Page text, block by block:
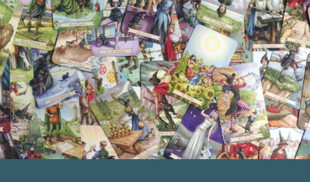
SERVICIOS
CLASES
DESCARGAS
PRODUCTOS